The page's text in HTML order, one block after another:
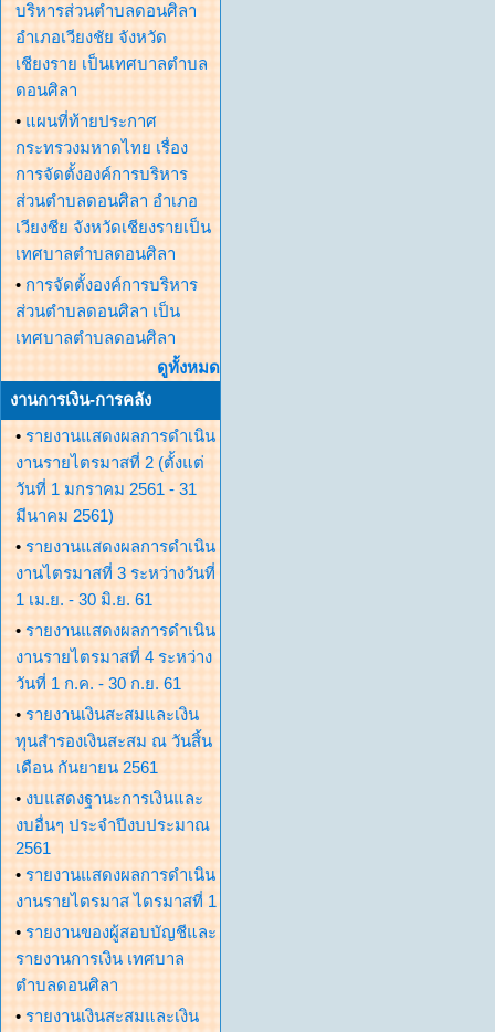
บริหารส่วนตำบลดอนศิลา
อำเภอเวียงชัย จังหวัด
เชียงราย เป็นเทศบาลตำบล
ดอนศิลา
• แผนที่ท้ายประกาศ
กระทรวงมหาดไทย เรื่อง
การจัดตั้งองค์การบริหาร
ส่วนตำบลดอนศิลา อำเภอ
เวียงชีย จังหวัดเชียงรายเป็น
เทศบาลตำบลดอนศิลา
• การจัดตั้งองค์การบริหาร
ส่วนตำบลดอนศิลา เป็น
เทศบาลตำบลดอนศิลา
ดูทั้งหมด
งานการเงิน-การคลัง
• รายงานแสดงผลการดำเนิน
งานรายไตรมาสที่ 2 (ตั้งแต่
วันที่ 1 มกราคม 2561 - 31
มีนาคม 2561)
• รายงานแสดงผลการดำเนิน
งานไตรมาสที่ 3 ระหว่างวันที่
1 เม.ย. - 30 มิ.ย. 61
• รายงานแสดงผลการดำเนิน
งานรายไตรมาสที่ 4 ระหว่าง
วันที่ 1 ก.ค. - 30 ก.ย. 61
• รายงานเงินสะสมและเงิน
ทุนสำรองเงินสะสม ณ วันสิ้น
เดือน กันยายน 2561
• งบแสดงฐานะการเงินและ
งบอื่นๆ ประจำปีงบประมาณ
2561
• รายงานแสดงผลการดำเนิน
งานรายไตรมาส ไตรมาสที่ 1
• รายงานของผู้สอบบัญชีและ
รายงานการเงิน เทศบาล
ตำบลดอนศิลา
• รายงานเงินสะสมและเงิน